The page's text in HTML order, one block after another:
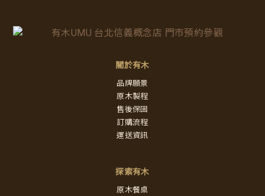
關於有木
品牌願景
原木製程
售後保固
訂購流程
運送資訊
探索有木
原木餐桌